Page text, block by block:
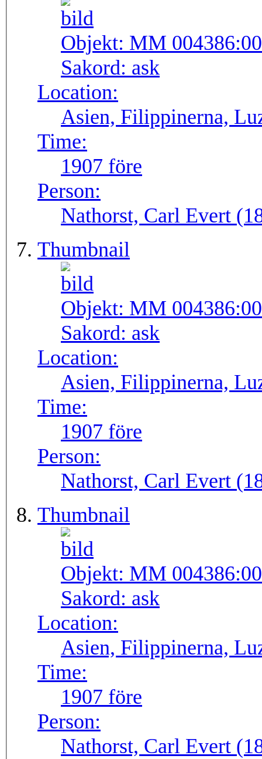
Objekt: MM
Sakord: ask
Location:
Asien, Filippinerna,
Time:
1907 före
Person:
Nathorst, Carl Evert
Thumbnail
Objekt: MM
Sakord: ask
Location:
Asien, Filippinerna,
Time:
1907 före
Person:
Nathorst, Carl Evert
Thumbnail
Objekt: MM
Sakord: ask
Location:
Asien, Filippinerna,
Time:
1907 före
Person:
Nathorst, Carl Evert